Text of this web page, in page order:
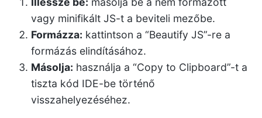
vagy minifikált JS-t a beviteli mezőbe.
Formázza: kattintson a “Beautify JS”-re a
formázás elindításához.
Másolja: használja a “Copy to Clipboard”-t a
tiszta kód IDE-be történő
visszahelyezéséhez.